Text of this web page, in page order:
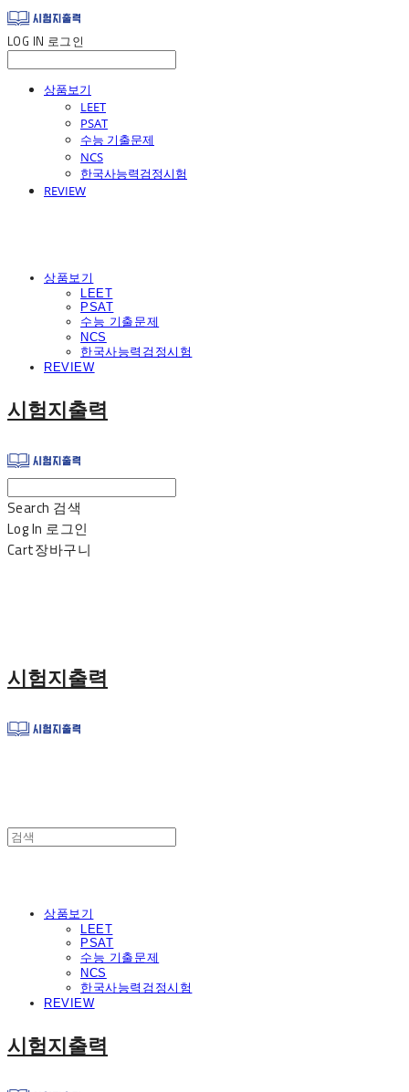
LOG IN 로그인
상품보기
LEET
PSAT
수능 기출문제
NCS
한국사능력검정시험
REVIEW
상품보기
LEET
PSAT
수능 기출문제
NCS
한국사능력검정시험
REVIEW
시험지출력
Search 검색
Log In 로그인
Cart장바구니
시험지출력
상품보기
LEET
PSAT
수능 기출문제
NCS
한국사능력검정시험
REVIEW
시험지출력